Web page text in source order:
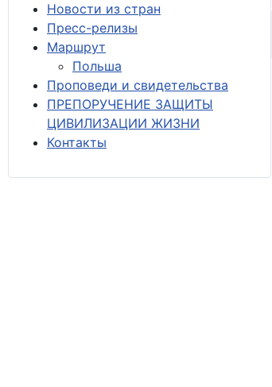
Новости из стран
Пресс-релизы
Маршрут
Польша
Проповеди и свидетельства
ПРЕПОРУЧЕНИЕ ЗАЩИТЫ
ЦИВИЛИЗАЦИИ ЖИЗНИ
Контакты